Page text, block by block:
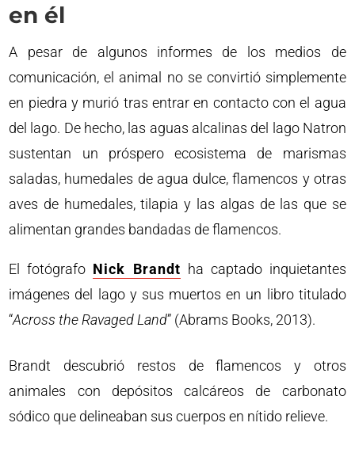
en él
A pesar de algunos informes de los medios de
comunicación, el animal no se convirtió simplemente
en piedra y murió tras entrar en contacto con el agua
del lago. De hecho, las aguas alcalinas del lago Natron
sustentan un próspero ecosistema de marismas
saladas, humedales de agua dulce, flamencos y otras
aves de humedales, tilapia y las algas de las que se
alimentan grandes bandadas de flamencos.
El fotógrafo Nick Brandt ha captado inquietantes
imágenes del lago y sus muertos en un libro titulado
“Across the Ravaged Land” (Abrams Books, 2013).
Brandt descubrió restos de flamencos y otros
animales con depósitos calcáreos de carbonato
sódico que delineaban sus cuerpos en nítido relieve.